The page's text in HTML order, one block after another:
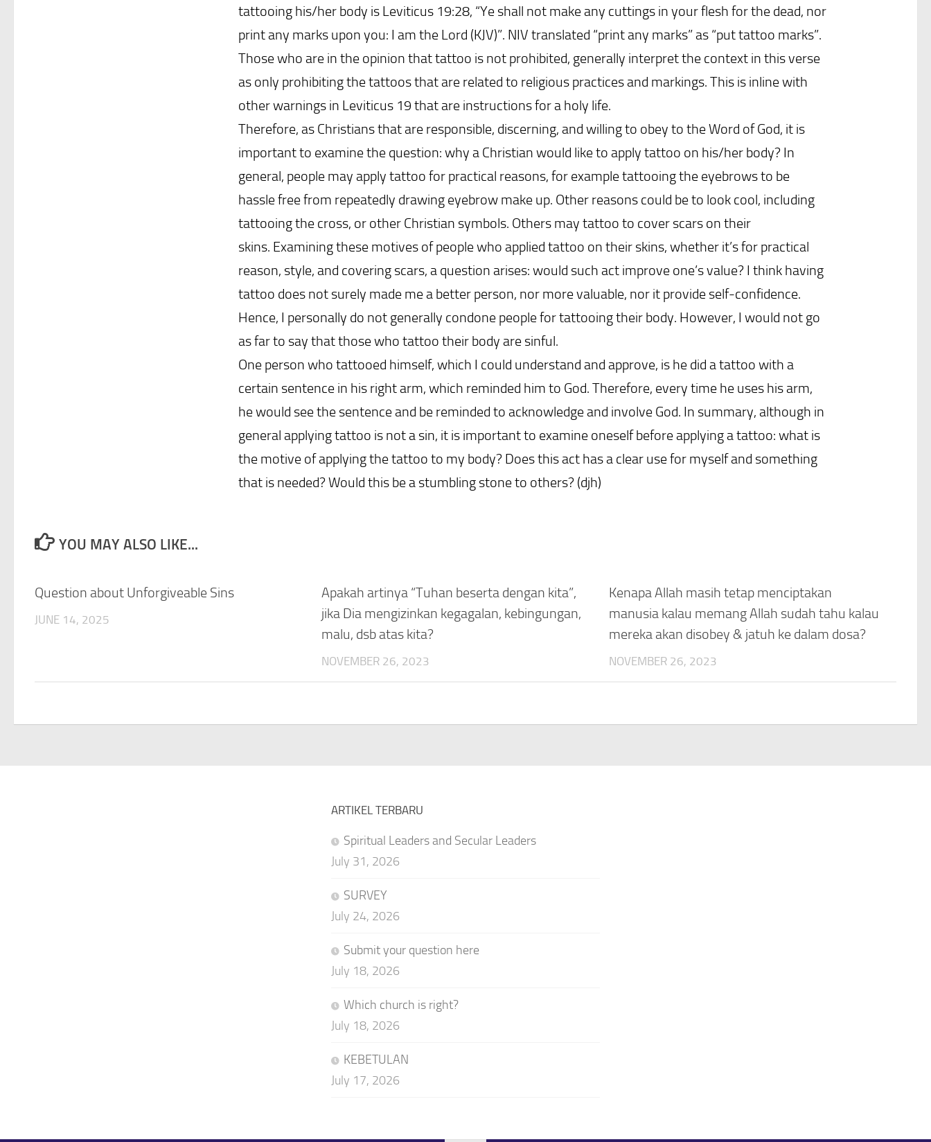
tattooing his/her body is Leviticus 19:28, “Ye shall not make any cuttings in your flesh for the dead, nor
print any marks upon you: I am the Lord (KJV)”. NIV translated “print any marks” as “put tattoo marks”.
Those who are in the opinion that tattoo is not prohibited, generally interpret the context in this verse
as only prohibiting the tattoos that are related to religious practices and markings. This is inline with
other warnings in Leviticus 19 that are instructions for a holy life.
Therefore, as Christians that are responsible, discerning, and willing to obey to the Word of God, it is
important to examine the question: why a Christian would like to apply tattoo on his/her body? In
general, people may apply tattoo for practical reasons, for example tattooing the eyebrows to be
hassle free from repeatedly drawing eyebrow make up. Other reasons could be to look cool, including
tattooing the cross, or other Christian symbols. Others may tattoo to cover scars on their
skins. Examining these motives of people who applied tattoo on their skins, whether it’s for practical
reason, style, and covering scars, a question arises: would such act improve one’s value? I think having
tattoo does not surely made me a better person, nor more valuable, nor it provide self-confidence.
Hence, I personally do not generally condone people for tattooing their body. However, I would not go
as far to say that those who tattoo their body are sinful.
One person who tattooed himself, which I could understand and approve, is he did a tattoo with a
certain sentence in his right arm, which reminded him to God. Therefore, every time he uses his arm,
he would see the sentence and be reminded to acknowledge and involve God. In summary, although in
general applying tattoo is not a sin, it is important to examine oneself before applying a tattoo: what is
the motive of applying the tattoo to my body? Does this act has a clear use for myself and something
that is needed? Would this be a stumbling stone to others? (djh)
YOU MAY ALSO LIKE...
Question about Unforgiveable Sins
JUNE 14, 2025
Apakah artinya “Tuhan beserta dengan kita”,
jika Dia mengizinkan kegagalan, kebingungan,
malu, dsb atas kita?
NOVEMBER 26, 2023
Kenapa Allah masih tetap menciptakan
manusia kalau memang Allah sudah tahu kalau
mereka akan disobey & jatuh ke dalam dosa?
NOVEMBER 26, 2023
ARTIKEL TERBARU
Spiritual Leaders and Secular Leaders
July 31, 2026
SURVEY
July 24, 2026
Submit your question here
July 18, 2026
Which church is right?
July 18, 2026
KEBETULAN
July 17, 2026